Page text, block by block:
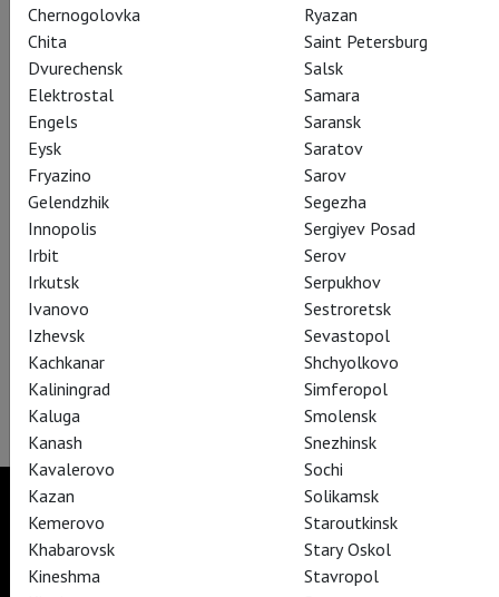
К сожалению, показы «Генриха IV» (часть 1) подходят к
концу, но возможность посмотреть этот спектакль пока
еще есть! Последние сеансы в Москве пройдут 15, 16 и 17
июля, а в других городах России – уже завтра.
Если в этот раз у вас не получилось вырваться на встречу с
Шекспиром, не отчаивайтесь ­– совсем скоро начнутся
показы «Генриха IV» (часть 2). Каждую из частей спектакля
можно смотреть как вместе, так и по отдельности, хотя,
конечно, посетить обе постановки значит составить более
цельное представление об исторической хронике, берущей
свое начало еще во времена «Ричарда II» ;)
TheatreHD
Chernogolovka
Chita
Dvurechensk
Elektrostal
Engels
Eysk
Fryazino
Gelendzhik
Innopolis
Irbit
Irkutsk
Ivanovo
Izhevsk
Kachkanar
Kaliningrad
Kaluga
Kanash
Kavalerovo
Kazan
Kemerovo
Khabarovsk
Kineshma
Ryazan
Saint Petersburg
Salsk
Samara
Saransk
Saratov
Sarov
Segezha
Sergiyev Posad
Serov
Serpukhov
Sestroretsk
Sevastopol
Shchyolkovo
Simferopol
Smolensk
Snezhinsk
Sochi
Solikamsk
Staroutkinsk
Stary Oskol
Stavropol